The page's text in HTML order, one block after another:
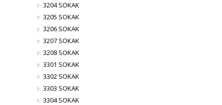
3204 SOKAK
3205 SOKAK
3206 SOKAK
3207 SOKAK
3208 SOKAK
3301 SOKAK
3302 SOKAK
3303 SOKAK
3304 SOKAK